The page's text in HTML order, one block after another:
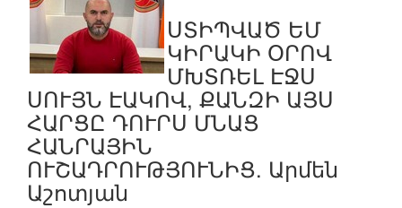
ՍՏԻՊՎԱԾ ԵՄ
ԿԻՐԱԿԻ ՕՐՈՎ
ՄԽՏՌԵԼ ԷՋՍ
ՍՈՒՅՆ ԷԱԿՈՎ, ՔԱՆԶԻ ԱՅՍ
ՀԱՐՑԸ ԴՈՒՐՍ ՄՆԱՑ
ՀԱՆՐԱՅԻՆ
ՈՒՇԱԴՐՈՒԹՅՈՒՆԻՑ. Արմեն
Աշոտյան